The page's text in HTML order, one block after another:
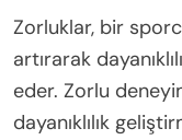
Zorluklar, bir
artırarak
eder. Zorlu
dayanıklılık